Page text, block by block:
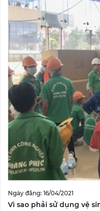
Ngày đăng: 16/04/2021
Vì sao phải sử dụng vệ